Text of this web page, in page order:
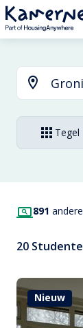
Tegel
891
20
Nieuw